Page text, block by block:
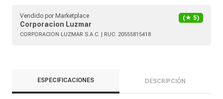
Vendido por Marketplace
Corporacion Luzmar
(★ 5)
CORPORACION LUZMAR S.A.C. | RUC: 20555815418
ESPECIFICACIONES DESCRIPCIÓN